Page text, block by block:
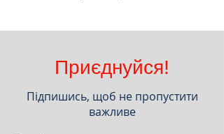
Приєднуйся!
Підпишись, щоб не пропустити
важливе